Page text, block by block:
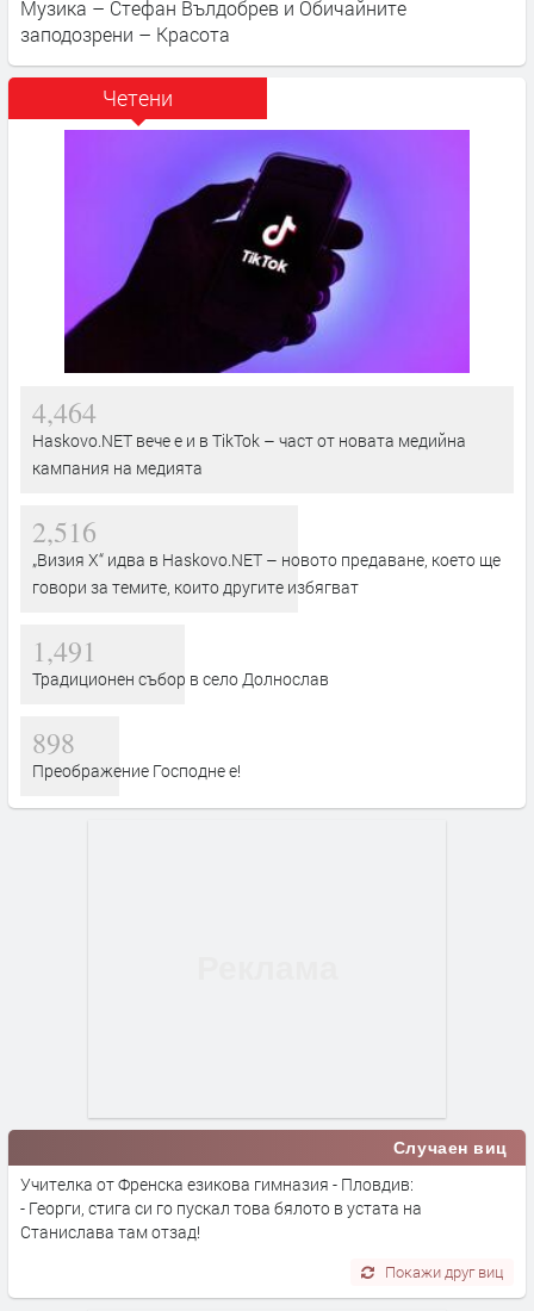
Музика – Стефан Вълдобрев и Обичайните
заподозрени – Красота
Четени
4,464
Haskovo.NET вече е и в TikTok – част от новата медийна
кампания на медията
2,516
„Визия Х“ идва в Haskovo.NET – новото предаване, което ще
говори за темите, които другите избягват
1,491
Традиционен събор в село Долнослав
898
Преображение Господне е!
Случаен виц
Учителка от Френска езикова гимназия - Пловдив:
- Георги, стига си го пускал това бялото в устата на
Станислава там отзад!
Покажи друг виц